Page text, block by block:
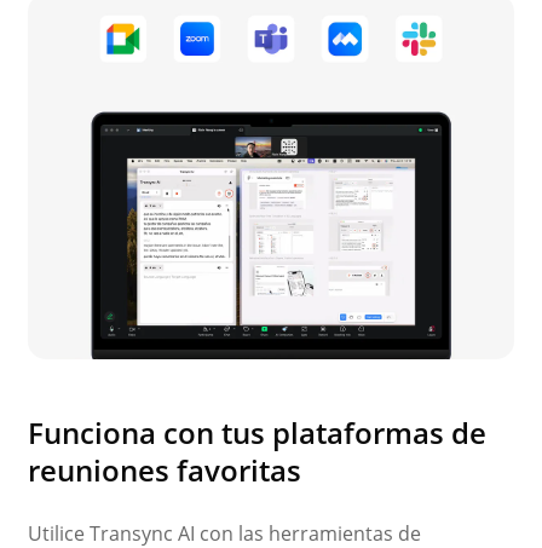
Funciona con tus plataformas de
reuniones favoritas
Utilice Transync AI con las herramientas de